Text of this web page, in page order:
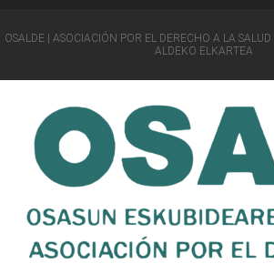
OSALDE | ASOCIACIÓN POR EL DERECHO A LA SALUD
ALDEKO ELKARTEA